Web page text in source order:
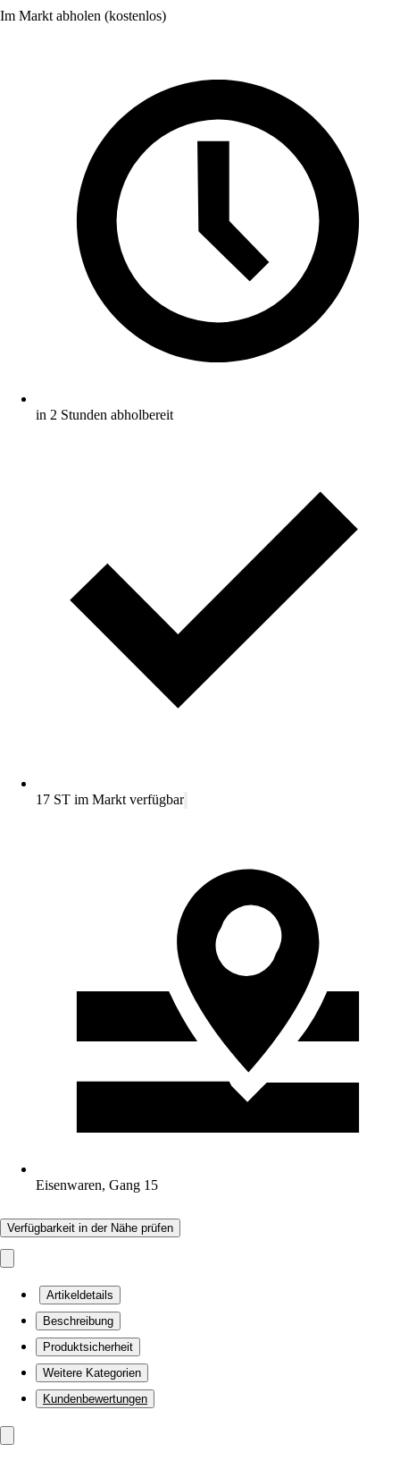
Im Markt abholen (kostenlos)
in 2 Stunden abholbereit
17 ST im Markt verfügbar
Eisenwaren, Gang 15
Verfügbarkeit in der Nähe prüfen
Artikeldetails
Beschreibung
Produktsicherheit
Weitere Kategorien
Kundenbewertungen